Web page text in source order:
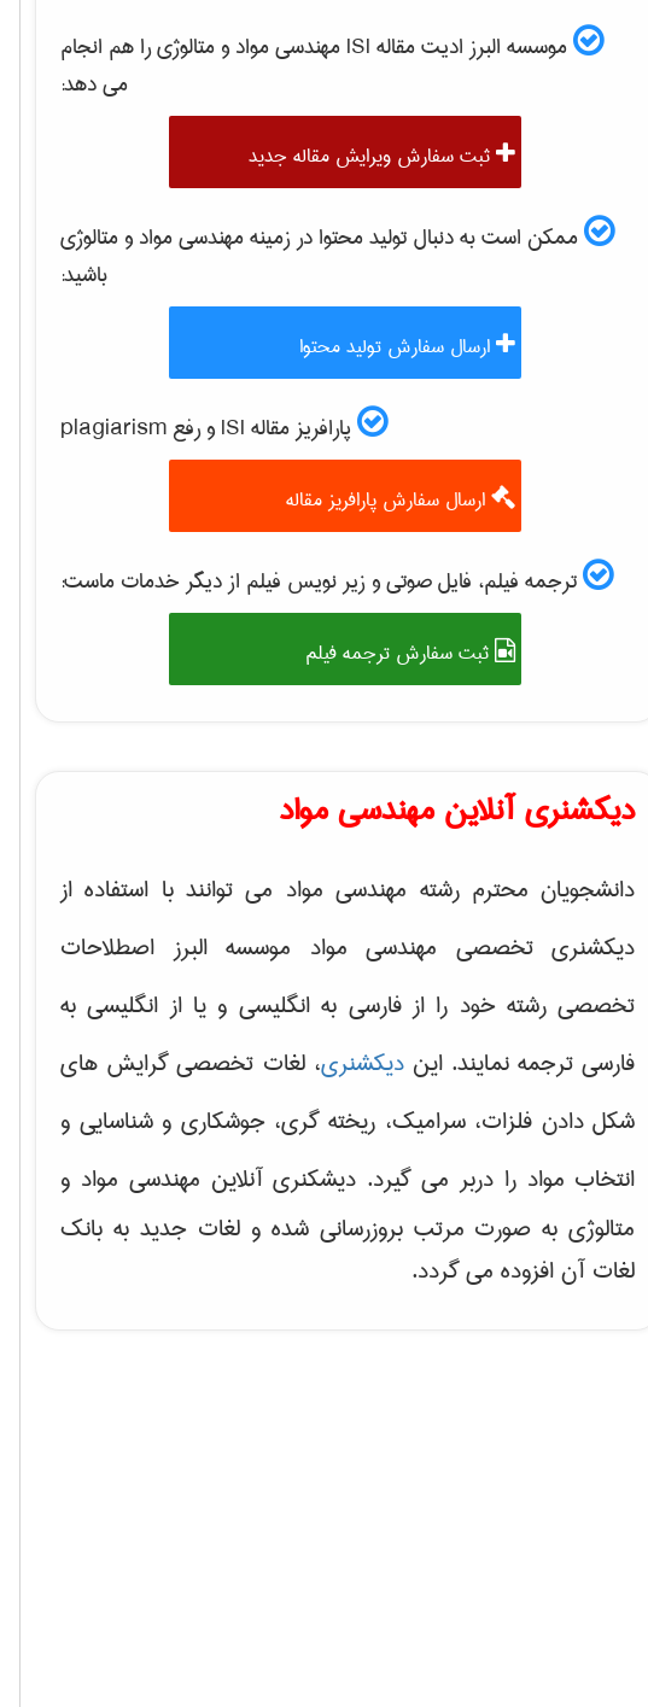
موسسه البرز ادیت مقاله ISI مهندسی مواد و متالوژیرا هم انجام
می دهد:
ثبت سفارش ویرایش مقاله جدید
ممکن است به دنبال تولید محتوا در زمینهمهندسی مواد و متالوژی
باشید:
ارسال سفارش تولید محتوا
پارافریز مقاله ISI و رفع plagiarism
ارسال سفارش پارافریز مقاله
ترجمه فیلم، فایل صوتی و زیر نویس فیلم از دیگر خدمات ماست:
ثبت سفارش ترجمه فیلم
دیکشنری آنلاین مهندسی مواد
دانشجویان محترم رشته مهندسی مواد می توانند با استفاده از
دیکشنری تخصصی مهندسی مواد موسسه البرز اصطلاحات
تخصصی رشته خود را از فارسی به انگلیسی و یا از انگلیسی به
فارسی ترجمه نمایند. ایندیکشنری، لغات تخصصی گرایش های
شکل دادن فلزات، سرامیک، ریخته گری، جوشکاری و شناسایی و
انتخاب مواد را دربر می گیرد. دیشکنری آنلاین مهندسی مواد و
متالوژی به صورت مرتب بروزرسانی شده و لغات جدید به بانک
لغات آن افزوده می گردد.